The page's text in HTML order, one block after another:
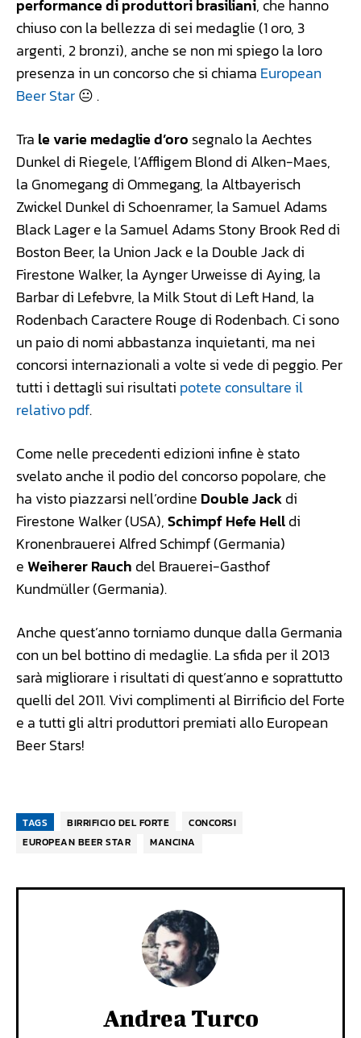
performance di produttori brasiliani, che hanno
chiuso con la bellezza di sei medaglie (1 oro, 3
argenti, 2 bronzi), anche se non mi spiego la loro
presenza in un concorso che si chiama European
Beer Star😐 .
Tra le varie medaglie d’oro segnalo la Aechtes
Dunkel di Riegele, l’Affligem Blond di Alken-Maes,
la Gnomegang di Ommegang, la Altbayerisch
Zwickel Dunkel di Schoenramer, la Samuel Adams
Black Lager e la Samuel Adams Stony Brook Red di
Boston Beer, la Union Jack e la Double Jack di
Firestone Walker, la Aynger Urweisse di Aying, la
Barbar di Lefebvre, la Milk Stout di Left Hand, la
Rodenbach Caractere Rouge di Rodenbach. Ci sono
un paio di nomi abbastanza inquietanti, ma nei
concorsi internazionali a volte si vede di peggio. Per
tutti i dettagli sui risultati potete consultare il
relativo pdf.
Come nelle precedenti edizioni infine è stato
svelato anche il podio del concorso popolare, che
ha visto piazzarsi nell’ordine Double Jackdi
Firestone Walker (USA),Schimpf Hefe Helldi
Kronenbrauerei Alfred Schimpf (Germania)
eWeiherer Rauch del Brauerei-Gasthof
Kundmüller (Germania).
Anche quest’anno torniamo dunque dalla Germania
con un bel bottino di medaglie. La sfida per il 2013
sarà migliorare i risultati di quest’anno e soprattutto
quelli del 2011. Vivi complimenti al Birrificio del Forte
e a tutti gli altri produttori premiati allo European
Beer Stars!
TAGS BIRRIFICIO DEL FORTE
CONCORSI
EUROPEAN BEER STAR
MANCINA
Andrea Turco